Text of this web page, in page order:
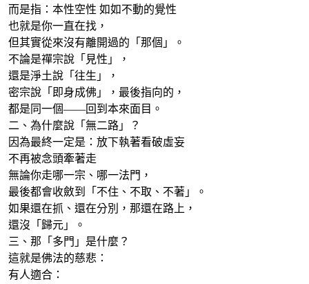
而是指：本性空性 如如不動的覺性
也就是你一直在找，
但其實從來沒有離開過的「那個」。
不論是禪宗說「見性」，
還是淨土說「往生」，
密宗說「即身成佛」，最後指向的，
都是同一個——回到本來面目。
二、為什麼說「無二路」？
因為最終一定是：放下執著看破虛妄
不再被念頭牽著走
無論你走哪一宗、哪一法門，
最後都會收斂到「不住、不取、不著」。
如果還在抓、還在分別，那還在路上，
還沒「歸元」。
三、那「多門」是什麼？
這就是佛法的慈悲：
有人適合：